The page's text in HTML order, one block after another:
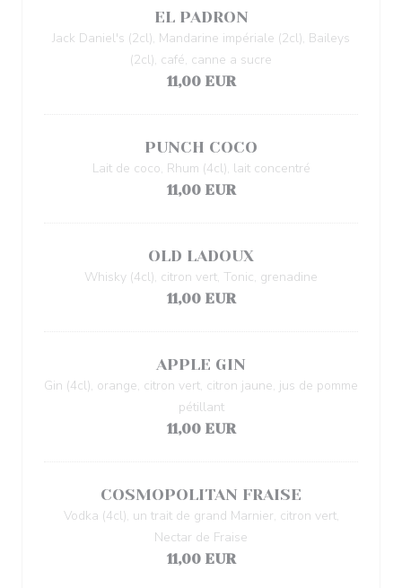
EL PADRON
Jack Daniel's (2cl), Mandarine impériale (2cl), Baileys
(2cl), café, canne a sucre
11,00 EUR
PUNCH COCO
Lait de coco, Rhum (4cl), lait concentré
11,00 EUR
OLD LADOUX
Whisky (4cl), citron vert, Tonic, grenadine
11,00 EUR
APPLE GIN
Gin (4cl), orange, citron vert, citron jaune, jus de pomme
pétillant
11,00 EUR
COSMOPOLITAN FRAISE
Vodka (4cl), un trait de grand Marnier, citron vert,
Nectar de Fraise
11,00 EUR